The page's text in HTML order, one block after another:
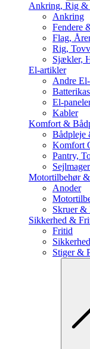
Ankring, Rig
Ankring
Fendere
Flag,
Rig,
Sjækler,
El-artikler
Andre
El-
Kabler
Komfort &
Bådpleje
Komfort
Pantry,
Motortilbehør
Anoder
Skruer &
Sikkerhed &
Fritid
Sikkerhed
Stiger &